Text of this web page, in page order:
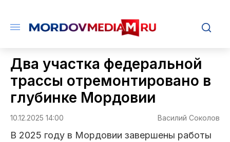
Два участка федеральной
трассы отремонтировано в
глубинке Мордовии
10.12.2025 14:00 Василий Соколов
В 2025 году в Мордовии завершены работы